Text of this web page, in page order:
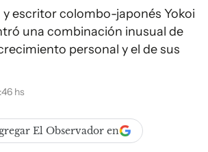
escritor colombo-japonés Yokoi
una combinación inusual de
personal y el de sus
hs
El Observador en